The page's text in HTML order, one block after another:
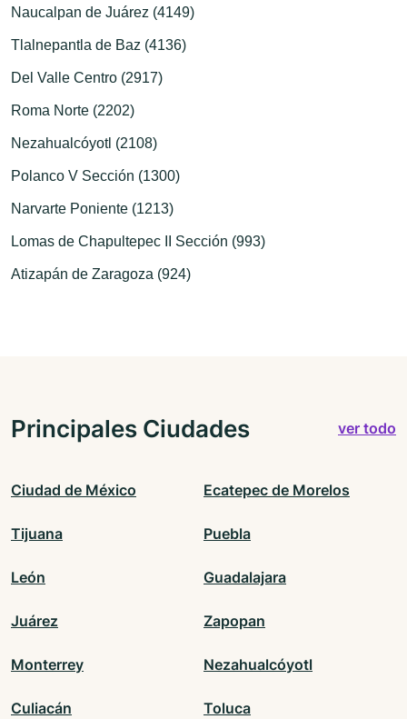
Naucalpan de Juárez (4149)
Tlalnepantla de Baz (4136)
Del Valle Centro (2917)
Roma Norte (2202)
Nezahualcóyotl (2108)
Polanco V Sección (1300)
Narvarte Poniente (1213)
Lomas de Chapultepec II Sección (993)
Atizapán de Zaragoza (924)
Principales Ciudades ver todo
Ciudad de México Ecatepec de Morelos
Tijuana Puebla
León Guadalajara
Juárez Zapopan
Monterrey Nezahualcóyotl
Culiacán Toluca